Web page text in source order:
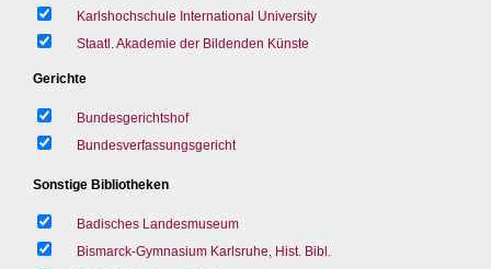
Karlshochschule International University
Staatl. Akademie der Bildenden Künste
Gerichte
Bundesgerichtshof
Bundesverfassungsgericht
Sonstige Bibliotheken
Badisches Landesmuseum
Bismarck-Gymnasium Karlsruhe, Hist. Bibl.